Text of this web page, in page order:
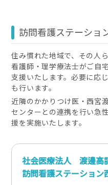
訪問看護ステーショ
住み慣れた地域で、その人
看護師・理学療法士がご自
支援いたします。必要に応
も行います。
近隣のかかりつけ医・西宮
センターとの連携を行い急
援を実施いたします。
社会医療法人 渡邊高
訪問看護ステーション